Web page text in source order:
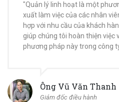
"Quản lý linh hoạt là một
xuất làm việc của các nhân
hợp với nhu cầu của khách
giúp chúng tôi hoàn thiện việc
phương pháp này trong công
Ông Vũ Văn Thanh
Giám đốc điều hành